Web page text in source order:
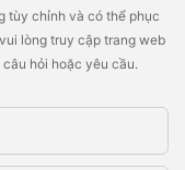
tùy chỉnh và có thể phục
lòng truy cập trang web
hỏi hoặc yêu cầu.